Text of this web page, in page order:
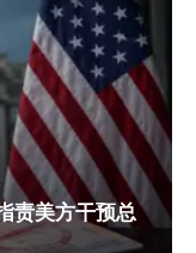
责美方干预总